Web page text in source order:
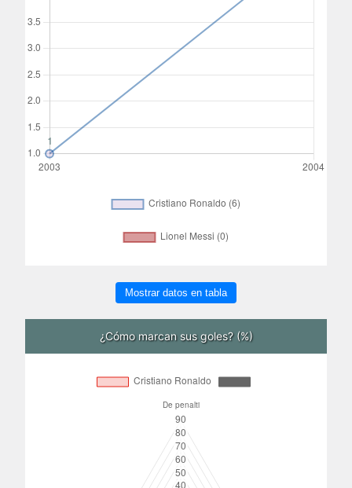
Mostrar datos en tabla
¿Cómo marcan sus goles? (%)